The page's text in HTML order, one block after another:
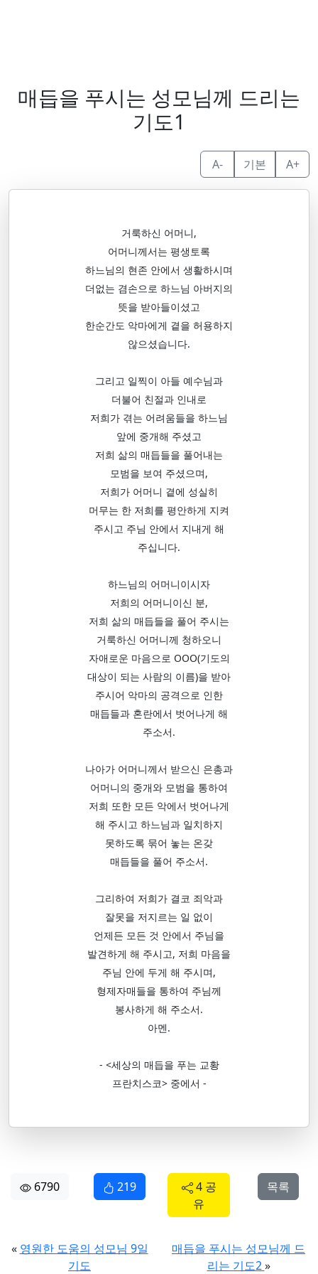
매듭을 푸시는 성모님께 드리는
기도1
A- 기본 A+
거룩하신 어머니,
어머니께서는 평생토록
하느님의 현존 안에서 생활하시며
더없는 겸손으로 하느님 아버지의
뜻을 받아들이셨고
한순간도 악마에게 곁을 허용하지
않으셨습니다.
그리고 일찍이 아들 예수님과
더불어 친절과 인내로
저희가 겪는 어려움들을 하느님
앞에 중개해 주셨고
저희 삶의 매듭들을 풀어내는
모범을 보여 주셨으며,
저희가 어머니 곁에 성실히
머무는 한 저희를 평안하게 지켜
주시고 주님 안에서 지내게 해
주십니다.
하느님의 어머니이시자
저희의 어머니이신 분,
저희 삶의 매듭들을 풀어 주시는
거룩하신 어머니께 청하오니
자애로운 마음으로 OOO(기도의
대상이 되는 사람의 이름)을 받아
주시어 악마의 공격으로 인한
매듭들과 혼란에서 벗어나게 해
주소서.
나아가 어머니께서 받으신 은총과
어머니의 중개와 모범을 통하여
저희 또한 모든 악에서 벗어나게
해 주시고 하느님과 일치하지
못하도록 묶어 놓는 온갖
매듭들을 풀어 주소서.
그리하여 저희가 결코 죄악과
잘못을 저지르는 일 없이
언제든 모든 것 안에서 주님을
발견하게 해 주시고, 저희 마음을
주님 안에 두게 해 주시며,
형제자매들을 통하여 주님께
봉사하게 해 주소서.
아멘.
- <세상의 매듭을 푸는 교황
프란치스코> 중에서 -
6790 219
4 공
유
목록
« 영원한 도움의 성모님 9일
기도
매듭을 푸시는 성모님께 드
리는 기도2»